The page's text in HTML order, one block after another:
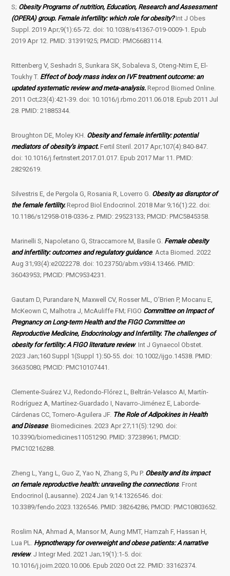
S; Obesity Programs of nutrition, Education, Research and Assessment
(OPERA) group. Female infertility: which role for obesity?Int J Obes
Suppl. 2019 Apr;9(1):65-72. doi: 10.1038/s41367-019-0009-1. Epub
2019 Apr 12. PMID: 31391925; PMCID: PMC6683114.
Rittenberg V, Seshadri S, Sunkara SK, Sobaleva S, Oteng-Ntim E, El-
Toukhy T. Effect of body mass index on IVF treatment outcome: an
updated systematic review and meta-analysis. Reprod Biomed Online.
2011 Oct;23(4):421-39. doi: 10.1016/j.rbmo.2011.06.018. Epub 2011 Jul
28. PMID: 21885344.
Broughton DE, Moley KH. Obesity and female infertility: potential
mediators of obesity’s impact. Fertil Steril. 2017 Apr;107(4):840-847.
doi: 10.1016/j.fertnstert.2017.01.017. Epub 2017 Mar 11. PMID:
28292619.
Silvestris E, de Pergola G, Rosania R, Loverro G. Obesity as disruptor of
the female fertility.Reprod Biol Endocrinol. 2018 Mar 9;16(1):22. doi:
10.1186/s12958-018-0336-z. PMID: 29523133; PMCID: PMC5845358.
Marinelli S, Napoletano G, Straccamore M, Basile G. Female obesity
and infertility: outcomes and regulatory guidance. Acta Biomed. 2022
Aug 31;93(4):e2022278. doi: 10.23750/abm.v93i4.13466. PMID:
36043953; PMCID: PMC9534231.
Gautam D, Purandare N, Maxwell CV, Rosser ML, O’Brien P, Mocanu E,
McKeown C, Malhotra J, McAuliffe FM; FIGO Committee on Impact of
Pregnancy on Long-term Health and the FIGO Committee on
Reproductive Medicine, Endocrinology and Infertility. The challenges of
obesity for fertility: A FIGO literature review. Int J Gynaecol Obstet.
2023 Jan;160 Suppl 1(Suppl 1):50-55. doi: 10.1002/ijgo.14538. PMID:
36635080; PMCID: PMC10107441.
Clemente-Suárez VJ, Redondo-Flórez L, Beltrán-Velasco AI, Martín-
Rodríguez A, Martínez-Guardado I, Navarro-Jiménez E, Laborde-
Cárdenas CC, Tornero-Aguilera JF. The Role of Adipokines in Health
and Disease. Biomedicines. 2023 Apr 27;11(5):1290. doi:
10.3390/biomedicines11051290. PMID: 37238961; PMCID:
PMC10216288.
Zheng L, Yang L, Guo Z, Yao N, Zhang S, Pu P. Obesity and its impact
on female reproductive health: unraveling the connections. Front
Endocrinol (Lausanne). 2024 Jan 9;14:1326546. doi:
10.3389/fendo.2023.1326546. PMID: 38264286; PMCID: PMC10803652.
Roslim NA, Ahmad A, Mansor M, Aung MMT, Hamzah F, Hassan H,
Lua PL. Hypnotherapy for overweight and obese patients: A narrative
review. J Integr Med. 2021 Jan;19(1):1-5. doi:
10.1016/j.joim.2020.10.006. Epub 2020 Oct 22. PMID: 33162374.